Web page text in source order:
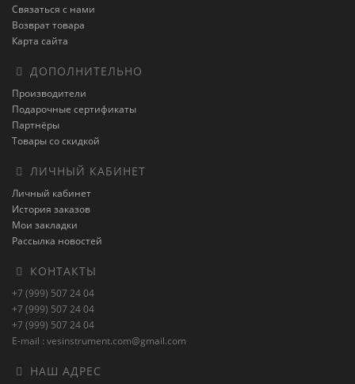
Связаться с нами
Возврат товара
Карта сайта
ДОПОЛНИТЕЛЬНО
Производители
Подарочные сертификаты
Партнёры
Товары со скидкой
ЛИЧНЫЙ КАБИНЕТ
Личный кабинет
История заказов
Мои закладки
Рассылка новостей
КОНТАКТЫ
+7 (999) 507 24 04
+7 (999) 507 24 04
+7 (999) 507 24 04
E-mail : vesinstrument.com@gmail.com
НАШ АДРЕС